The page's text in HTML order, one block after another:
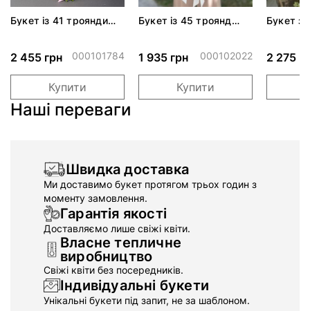
Букет із 41 троянди
2 455 грн 000101784
Купити
Букет із 45 троянд
1 935 грн 000102022
Купити
Букет з
2 275
Наші переваги
Швидка доставка
Ми доставимо букет протягом трьох годин з
моменту замовлення.
Гарантія якості
Доставляємо лише свіжі квіти.
Власне тепличне
виробництво
Свіжі квіти без посередників.
Індивідуальні букети
Унікальні букети під запит, не за шаблоном.